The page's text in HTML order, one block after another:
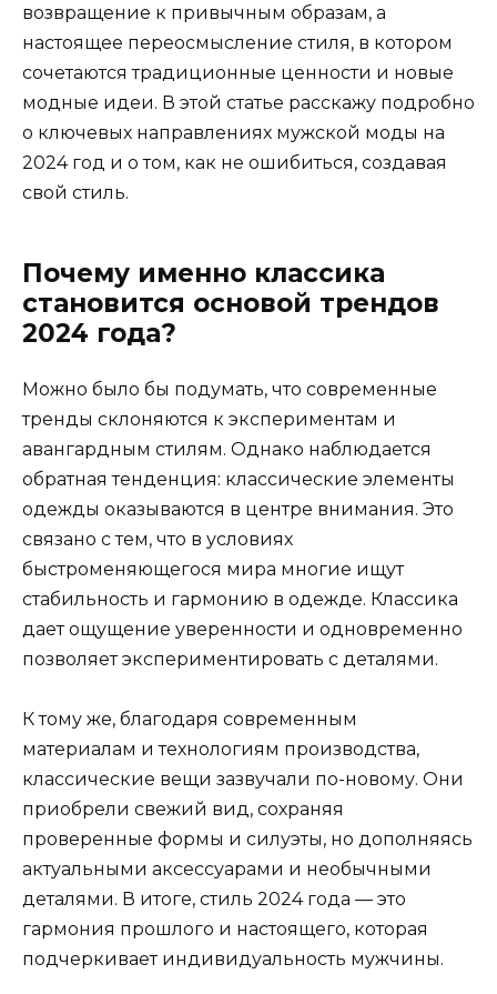
возвращение к привычным образам, а
настоящее переосмысление стиля, в котором
сочетаются традиционные ценности и новые
модные идеи. В этой статье расскажу подробно
о ключевых направлениях мужской моды на
2024 год и о том, как не ошибиться, создавая
свой стиль.
Почему именно классика
становится основой трендов
2024 года?
Можно было бы подумать, что современные
тренды склоняются к экспериментам и
авангардным стилям. Однако наблюдается
обратная тенденция: классические элементы
одежды оказываются в центре внимания. Это
связано с тем, что в условиях
быстроменяющегося мира многие ищут
стабильность и гармонию в одежде. Классика
дает ощущение уверенности и одновременно
позволяет экспериментировать с деталями.
К тому же, благодаря современным
материалам и технологиям производства,
классические вещи зазвучали по-новому. Они
приобрели свежий вид, сохраняя
проверенные формы и силуэты, но дополняясь
актуальными аксессуарами и необычными
деталями. В итоге, стиль 2024 года — это
гармония прошлого и настоящего, которая
подчеркивает индивидуальность мужчины.